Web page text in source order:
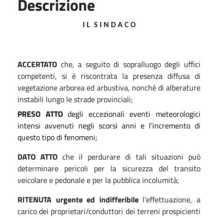
Descrizione
I L S I N D A C O
ACCERTATO che, a seguito di sopralluogo degli uffici
competenti, si è riscontrata la presenza diffusa di
vegetazione arborea ed arbustiva, nonché di alberature
instabili lungo le strade provinciali;
PRESO ATTOdegli eccezionali eventi meteorologici
intensi avvenuti negli scorsi anni e l’incremento di
questo tipo di fenomeni;
DATO ATTO che il perdurare di tali situazioni può
determinare pericoli per la sicurezza del transito
veicolare e pedonale e per la pubblica incolumità;
RITENUTA urgente ed indifferibile l’effettuazione, a
carico dei proprietari/conduttori dei terreni prospicienti